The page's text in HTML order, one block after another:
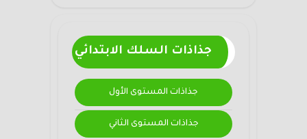
جذاذات السلك الابتدائي
جذاذات المستوى الأول
جذاذات المستوى الثاني